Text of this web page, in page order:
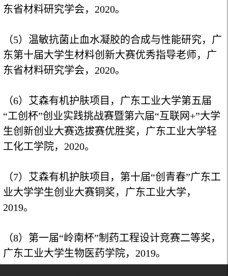
东省材料研究学会， 2020。
（5） 温敏抗菌止血水凝胶的合成与性能研究，广
东第十届大学生材料创新大赛优秀指导老师，广
东省材料研究学会， 2020。
（6） 艾森有机护肤项目，广东工业大学第五届
“工创杯”创业实践挑战赛暨第六届“互联网+”大学
生创新创业大赛选拔赛优胜奖，广东工业大学轻
工化工学院， 2020。
（7） 艾森有机护肤项目，第十届“创青春”广东工
业大学学生创业大赛铜奖，广东工业大学，
2019。
（8） 第一届“岭南杯”制药工程设计竞赛二等奖，
广东工业大学生物医药学院， 2019。